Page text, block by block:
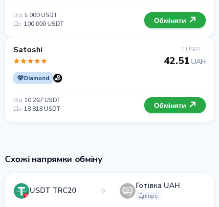
Від 5 000 USDT
До 100 000 USDT Обміняти
Satoshi
Diamond
1 USDT =
42.51 UAH
Від 10 267 USDT
До 18 818 USDT Обміняти
Схожі напрямки обміну
USDT TRC20 Готівка UAH
Дніпро